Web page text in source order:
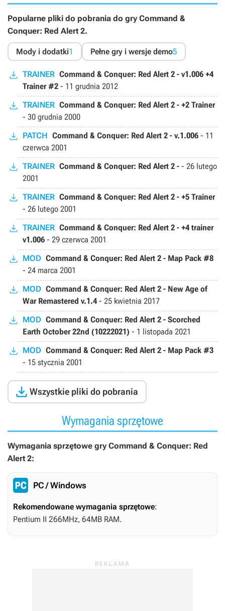
Popularne pliki do pobrania do gry Command &
Conquer: Red Alert 2.
Mody i dodatki1 Pełne gry i wersje demo5
TRAINER Command & Conquer: Red Alert 2 - v1.006 +4
Trainer #2 - 11 grudnia 2012
TRAINER Command & Conquer: Red Alert 2 - +2 Trainer
- 30 grudnia 2000
PATCH Command & Conquer: Red Alert 2 - v.1.006 - 11
czerwca 2001
TRAINER Command & Conquer: Red Alert 2 - - 26 lutego
2001
TRAINER Command & Conquer: Red Alert 2 - +5 Trainer
- 26 lutego 2001
TRAINER Command & Conquer: Red Alert 2 - +4 trainer
v1.006 - 29 czerwca 2001
MOD Command & Conquer: Red Alert 2 - Map Pack #8
- 24 marca 2001
MOD Command & Conquer: Red Alert 2 - New Age of
War Remastered v.1.4 - 25 kwietnia 2017
MOD Command & Conquer: Red Alert 2 - Scorched
Earth October 22nd (10222021) - 1 listopada 2021
MOD Command & Conquer: Red Alert 2 - Map Pack #3
- 15 stycznia 2001
 Wszystkie pliki do pobrania
Wymagania sprzętowe
Wymagania sprzętowe gry Command & Conquer: Red
Alert 2:
PC / Windows
Rekomendowane wymagania sprzętowe:
Pentium II 266MHz, 64MB RAM.